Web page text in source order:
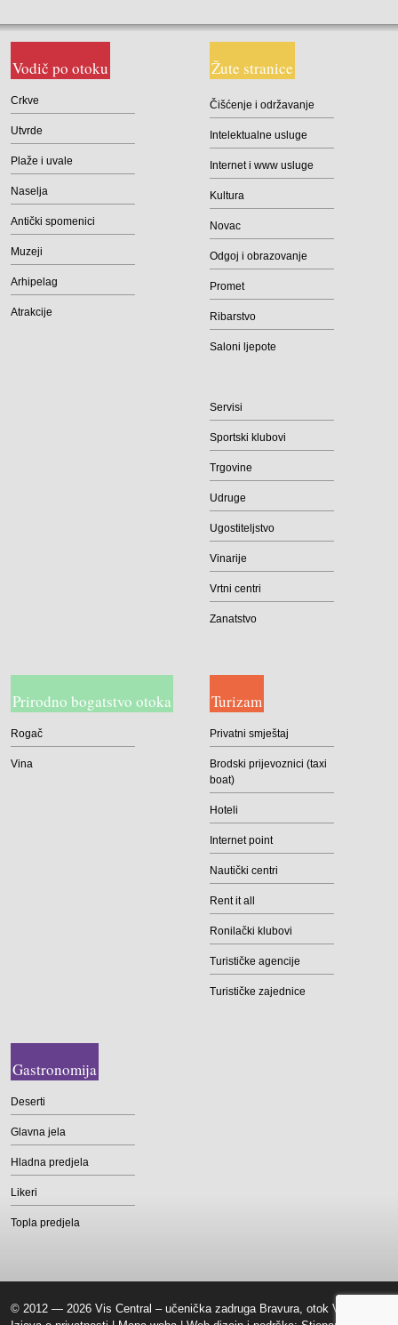
Vodič po otoku
Crkve
Utvrde
Plaže i uvale
Naselja
Antički spomenici
Muzeji
Arhipelag
Atrakcije
Žute stranice
Čišćenje i održavanje
Intelektualne usluge
Internet i www usluge
Kultura
Novac
Odgoj i obrazovanje
Promet
Ribarstvo
Saloni ljepote
Servisi
Sportski klubovi
Trgovine
Udruge
Ugostiteljstvo
Vinarije
Vrtni centri
Zanatstvo
Prirodno bogatstvo otoka
Rogač
Vina
Turizam
Privatni smještaj
Brodski prijevoznici (taxi
boat)
Hoteli
Internet point
Nautički centri
Rent it all
Ronilački klubovi
Turističke agencije
Turističke zajednice
Gastronomija
Deserti
Glavna jela
Hladna predjela
Likeri
Topla predjela
© 2012 — 2026 Vis Central – učenička zadruga Bravura, otok Vis |